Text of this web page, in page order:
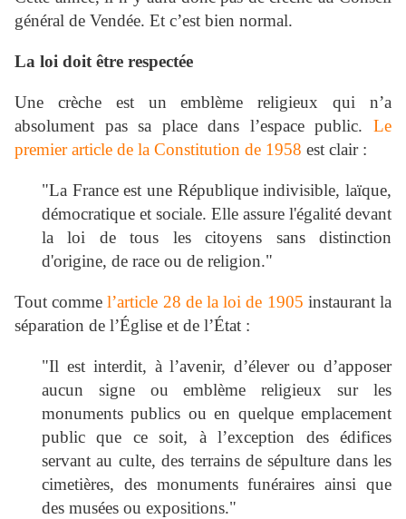
général de Vendée. Et c’est bien normal.
La loi doit être respectée
Une crèche est un emblème religieux qui n’a
absolument pas sa place dans l’espace public. Le
premier article de la Constitution de 1958 est clair :
"La France est une République indivisible, laïque,
démocratique et sociale. Elle assure l'égalité devant
la loi de tous les citoyens sans distinction
d'origine, de race ou de religion."
Tout commel’article 28 de la loi de 1905 instaurant la
séparation de l’Église et de l’État :
"Il est interdit, à l’avenir, d’élever ou d’apposer
aucun signe ou emblème religieux sur les
monuments publics ou en quelque emplacement
public que ce soit, à l’exception des édifices
servant au culte, des terrains de sépulture dans les
cimetières, des monuments funéraires ainsi que
des musées ou expositions."